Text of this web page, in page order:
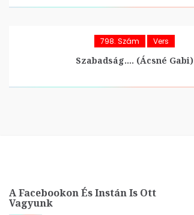
798. Szám Vers
Szabadság…. (Ácsné Gabi)
A Facebookon És Instán Is Ott
Vagyunk